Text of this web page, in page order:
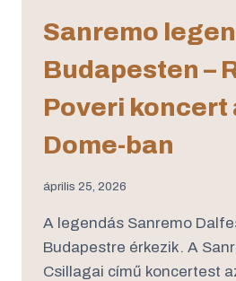
Sanremo
Budapesten –
Poveri koncert
Dome-ban
április 25, 2026
A legendás Sanremo
Budapestre érkezik. A
Csillagai című koncertest